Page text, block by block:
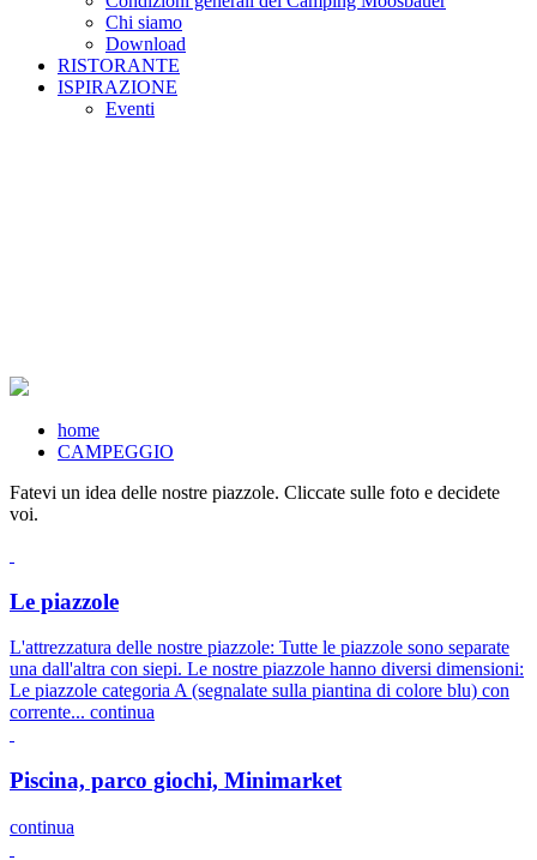
Chi siamo
Download
RISTORANTE
ISPIRAZIONE
Eventi
home
CAMPEGGIO
Fatevi un idea delle nostre piazzole. Cliccate sulle foto e decidete
voi.
Le piazzole
L'attrezzatura delle nostre piazzole: Tutte le piazzole sono separate
una dall'altra con siepi. Le nostre piazzole hanno diversi dimensioni:
Le piazzole categoria A (segnalate sulla piantina di colore blu) con
corrente... continua
Piscina, parco giochi, Minimarket
continua